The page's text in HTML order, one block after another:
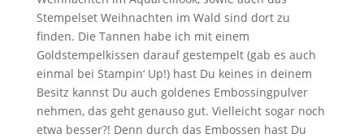
Stempelset Weihnachten im Wald sind dort zu
finden. Die Tannen habe ich mit einem
Goldstempelkissen darauf gestempelt (gab es auch
einmal bei Stampin‘ Up!) hast Du keines in deinem
Besitz kannst Du auch goldenes Embossingpulver
nehmen, das geht genauso gut. Vielleicht sogar noch
etwa besser?! Denn durch das Embossen hast Du